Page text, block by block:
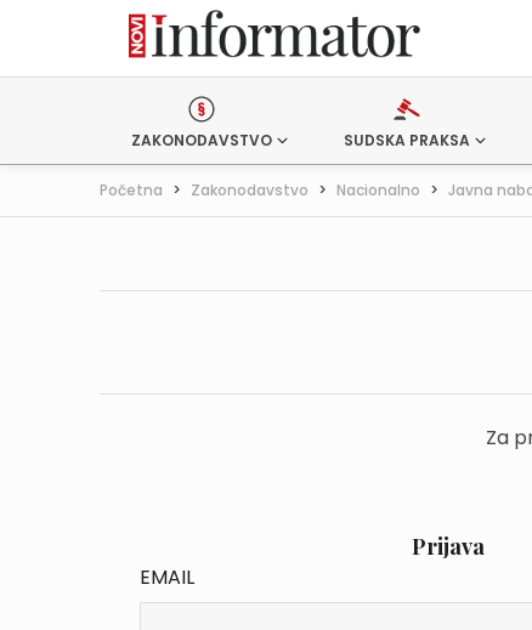
ZAKONODAVSTVO SUDSKA PRAKSA
Početna > Zakonodavstvo > Nacionalno > Javna
Za
Prijava
EMAIL